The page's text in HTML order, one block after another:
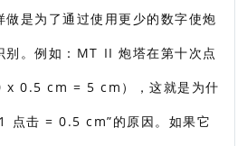
做是为了通过使用更少的数字使炮
别。例如：MT II 炮塔在第十次点
x 0.5 cm = 5 cm），这就是为什
点击 = 0.5 cm”的原因。如果它